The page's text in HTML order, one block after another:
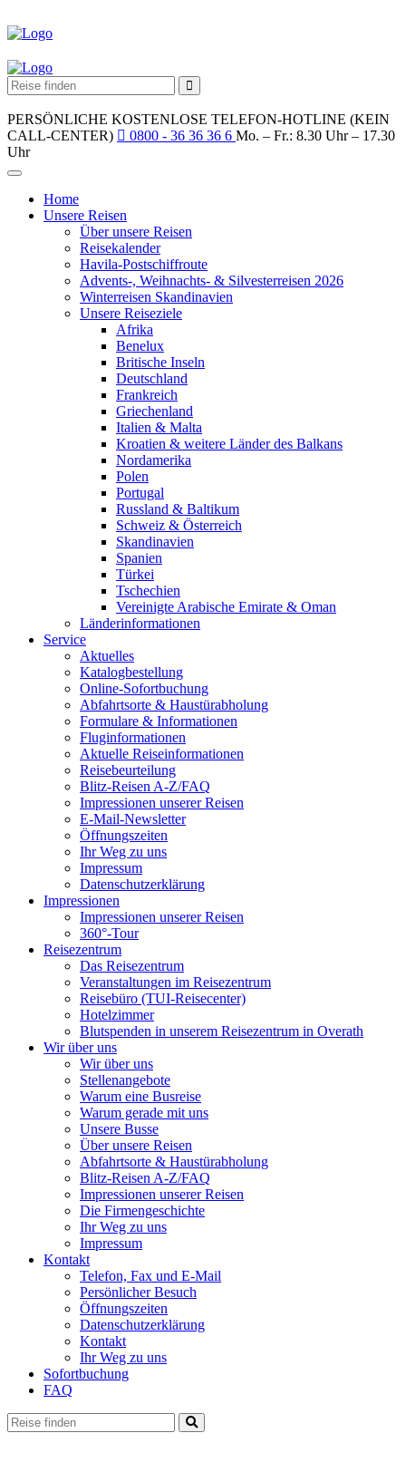
PERSÖNLICHE KOSTENLOSE TELEFON-HOTLINE (KEIN
CALL-CENTER)
0800 - 36 36 36 6 Mo. – Fr.: 8.30 Uhr – 17.30
Uhr
Home
Unsere Reisen
Über unsere Reisen
Reisekalender
Havila-Postschiffroute
Advents-, Weihnachts- & Silvesterreisen 2026
Winterreisen Skandinavien
Unsere Reiseziele
Afrika
Benelux
Britische Inseln
Deutschland
Frankreich
Griechenland
Italien & Malta
Kroatien & weitere Länder des Balkans
Nordamerika
Polen
Portugal
Russland & Baltikum
Schweiz & Österreich
Skandinavien
Spanien
Türkei
Tschechien
Vereinigte Arabische Emirate & Oman
Länderinformationen
Service
Aktuelles
Katalogbestellung
Online-Sofortbuchung
Abfahrtsorte & Haustürabholung
Formulare & Informationen
Fluginformationen
Aktuelle Reiseinformationen
Reisebeurteilung
Blitz-Reisen A-Z/FAQ
Impressionen unserer Reisen
E-Mail-Newsletter
Öffnungszeiten
Ihr Weg zu uns
Impressum
Datenschutzerklärung
Impressionen
Impressionen unserer Reisen
360°-Tour
Reisezentrum
Das Reisezentrum
Veranstaltungen im Reisezentrum
Reisebüro (TUI-Reisecenter)
Hotelzimmer
Blutspenden in unserem Reisezentrum in Overath
Wir über uns
Wir über uns
Stellenangebote
Warum eine Busreise
Warum gerade mit uns
Unsere Busse
Über unsere Reisen
Abfahrtsorte & Haustürabholung
Blitz-Reisen A-Z/FAQ
Impressionen unserer Reisen
Die Firmengeschichte
Ihr Weg zu uns
Impressum
Kontakt
Telefon, Fax und E-Mail
Persönlicher Besuch
Öffnungszeiten
Datenschutzerklärung
Kontakt
Ihr Weg zu uns
Sofortbuchung
FAQ